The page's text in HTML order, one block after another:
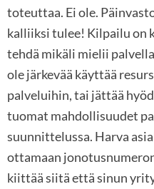
toteuttaa. Ei ole.
kalliiksi tulee! Kilpailu on
tehdä mikäli mielii
ole järkevää käyttää
palveluihin, tai jättää
tuomat mahdollisuudet
suunnittelussa. Harva
ottamaan
kiittää siitä että sinun